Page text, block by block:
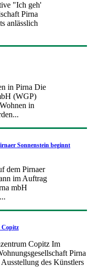
"Ich geh'
Pirna
anlässlich
in Pirna Die
(WGP)
in
Sonnenstein beginnt
dem Pirnaer
im Auftrag
mbH
Copitz
Copitz Im
Pirna
des Künstlers